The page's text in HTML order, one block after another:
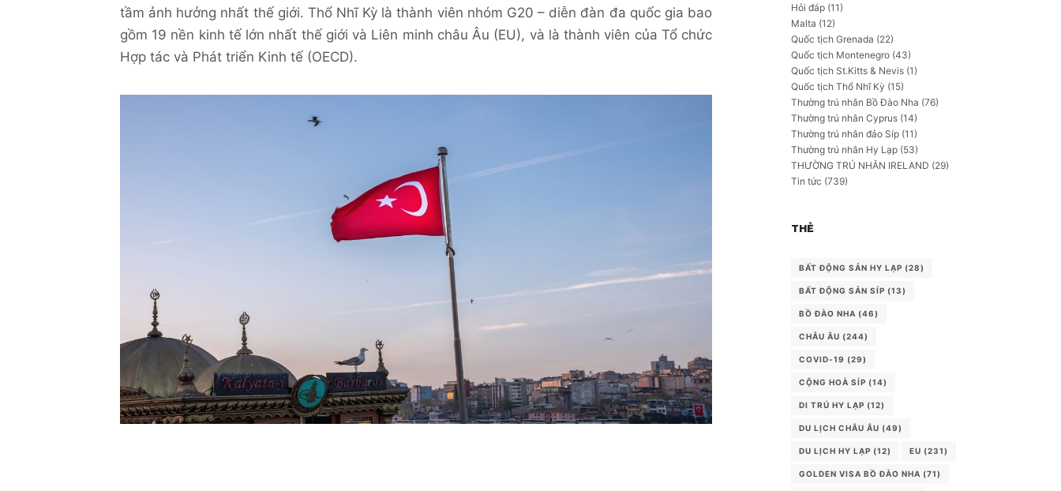
tầm ảnh hưởng nhất thế giới. Thổ Nhĩ Kỳ là thành viên nhóm G20 – diễn đàn đa quốc gia bao
gồm 19 nền kinh tế lớn nhất thế giới và Liên minh châu Âu (EU), và là thành viên của Tổ chức
Hợp tác và Phát triển Kinh tế (OECD).
Hỏi đáp (11)
Malta (12)
Quốc tịch Grenada (22)
Quốc tịch Montenegro (43)
Quốc tịch St.Kitts & Nevis (1)
Quốc tịch Thổ Nhĩ Kỳ (15)
Thường trú nhân Bồ Đào Nha (76)
Thường trú nhân Cyprus (14)
Thường trú nhân đảo Síp (11)
Thường trú nhân Hy Lạp (53)
THƯỜNG TRÚ NHÂN IRELAND (29)
Tin tức (739)
THẺ
BẤT ĐỘNG SẢN HY LẠP (28)
BẤT ĐỘNG SẢN SÍP (13)
BỒ ĐÀO NHA (46)
CHÂU ÂU (244)
COVID-19 (29)
CỘNG HOÀ SÍP (14)
DI TRÚ HY LẠP (12)
DU LỊCH CHÂU ÂU (49)
DU LỊCH HY LẠP (12) EU (231)
GOLDEN VISA BỒ ĐÀO NHA (71)